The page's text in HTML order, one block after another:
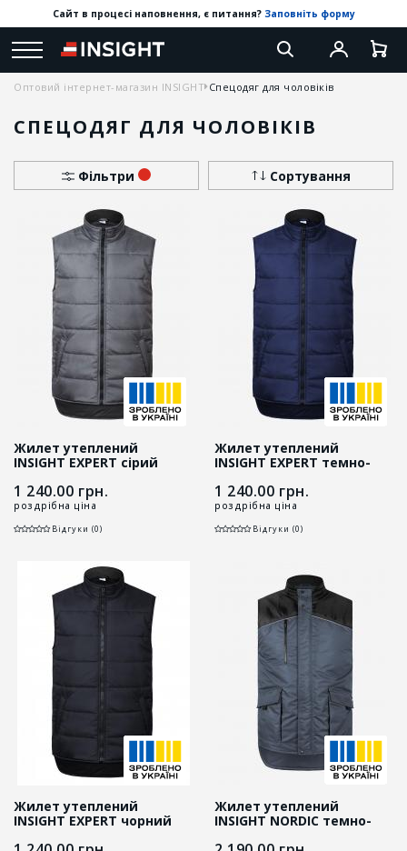
Сайт в процесі наповнення, є питання? Заповніть форму
Оптовий інтернет-магазин INSIGHT Спецодяг для чоловіків
СПЕЦОДЯГ ДЛЯ ЧОЛОВІКІВ
Фільтри Сортування
Жилет утеплений
INSIGHT EXPERT сірий
1 240.00 грн.
роздрібна ціна
Відгуки (0)
Жилет утеплений
INSIGHT EXPERT темно-
1 240.00 грн.
роздрібна ціна
Відгуки (0)
Жилет утеплений
INSIGHT EXPERT чорний
Жилет утеплений
INSIGHT NORDIC темно-